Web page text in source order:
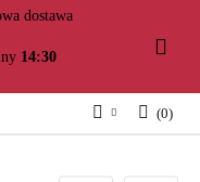
14:30
(0)